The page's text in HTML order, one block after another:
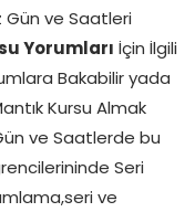
Gün ve Saatleri
Yorumları
İçin İlgili
Bakabilir yada
Kursu Almak
ve Saatlerde bu
Seri
ve